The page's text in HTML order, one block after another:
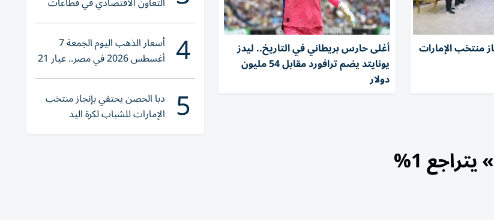
منتخب الإمارات أغلى حارس بريطاني في التاريخ.. ليدز
يونايتد يضم ترافورد مقابل 54 مليون
دولار
1%
حيوية
4 أسعار الذهب اليوم الجمعة 7
أغسطس 2026 في مصر.. عيار 21
يقترب من هذا الرقم
5 دبا الحصن يحتفي بإنجاز منتخب
الإمارات للشباب لكرة اليد